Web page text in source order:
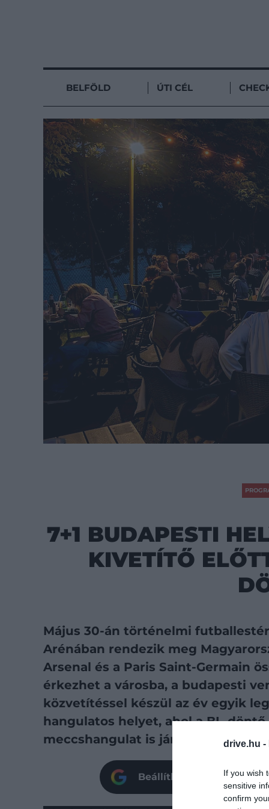
drive.hu -
If you wish
sensitive
confirm
BELFÖLD ÚTI CÉL
7+1 BUDAPESTI
KIVETÍTŐ
Május 30-án történelmi
Arénában rendezik meg
Arsenal és a Paris Saint-Germain
érkezhet a városba, a budapesti
közvetítéssel készül az év egyik
hangulatos helyet, ahol a BL-
meccshangulat is jár.
Beállíthatod oldalunkat